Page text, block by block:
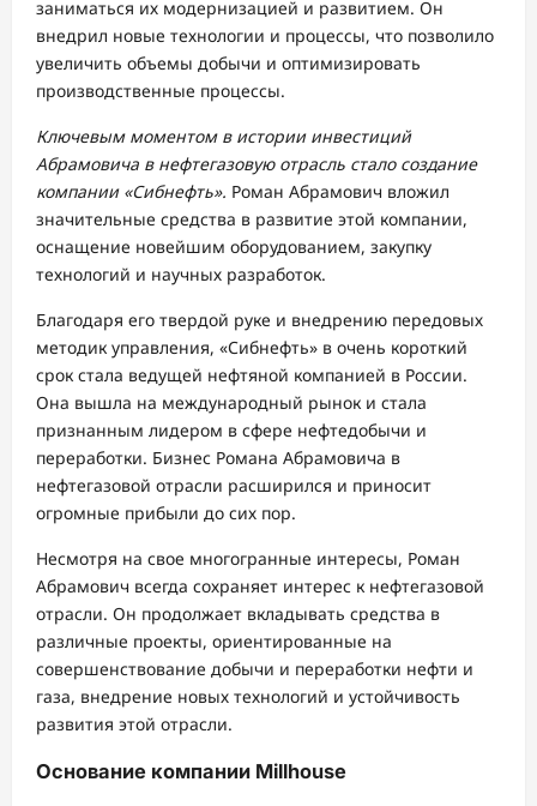
заниматься их модернизацией и развитием. Он
внедрил новые технологии и процессы, что позволило
увеличить объемы добычи и оптимизировать
производственные процессы.
Ключевым моментом в истории инвестиций
Абрамовича в нефтегазовую отрасль стало создание
компании «Сибнефть». Роман Абрамович вложил
значительные средства в развитие этой компании,
оснащение новейшим оборудованием, закупку
технологий и научных разработок.
Благодаря его твердой руке и внедрению передовых
методик управления, «Сибнефть» в очень короткий
срок стала ведущей нефтяной компанией в России.
Она вышла на международный рынок и стала
признанным лидером в сфере нефтедобычи и
переработки. Бизнес Романа Абрамовича в
нефтегазовой отрасли расширился и приносит
огромные прибыли до сих пор.
Несмотря на свое многогранные интересы, Роман
Абрамович всегда сохраняет интерес к нефтегазовой
отрасли. Он продолжает вкладывать средства в
различные проекты, ориентированные на
совершенствование добычи и переработки нефти и
газа, внедрение новых технологий и устойчивость
развития этой отрасли.
Основание компании Millhouse